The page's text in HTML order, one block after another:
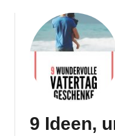
9 Ideen,